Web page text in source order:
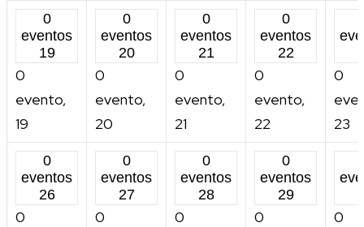
0
eventos
19
0
evento,
19
0
eventos
20
0
evento,
20
0
eventos
21
0
evento,
21
0
eventos
22
0
evento,
22
0
23
0
eventos
26
0
0
eventos
27
0
0
eventos
28
0
0
eventos
29
0
0